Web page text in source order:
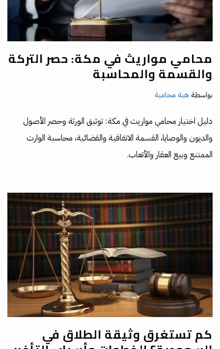
محامي مواريث في مكة: حصر التركة
والقسمة والمحاسبة
بواسطة هبة محامية
دليل اختيار محامي مواريث في مكة: توثيق الورثة وحصر الأصول
والديون والوصايا، القسمة الاتفاقية والقضائية، محاسبة الوارث
الممتنع وبيع العقار والأتعاب.
كم تستغرق وثيقة الطلاق في